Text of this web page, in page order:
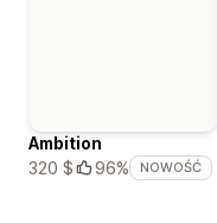
Ambition
320 $
96% NOWOŚĆ